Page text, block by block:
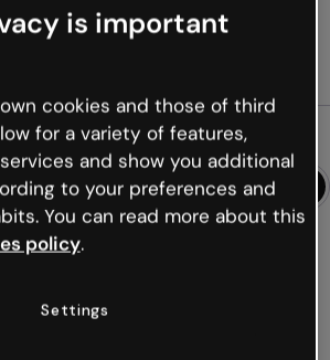
et multimédia
ou publiez en ligne
MP4 et autres formats
?
genially
is important
cookies and those of third
for a variety of features,
and show you additional
to your preferences and
You can read more about this
policy.
Settings